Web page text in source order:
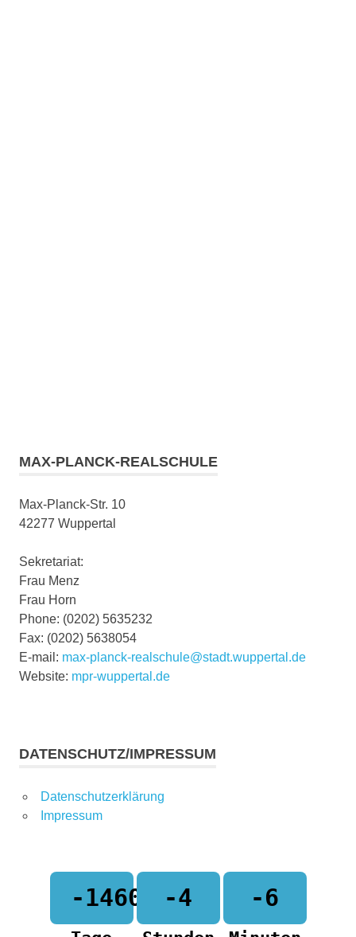
MAX-PLANCK-REALSCHULE
Max-Planck-Str. 10
42277 Wuppertal
Sekretariat:
Frau Menz
Frau Horn
Phone: (0202) 5635232
Fax: (0202) 5638054
E-mail: max-planck-realschule@stadt.wuppertal.de
Website: mpr-wuppertal.de
DATENSCHUTZ/IMPRESSUM
Datenschutzerklärung
Impressum
-1460 -4 -6